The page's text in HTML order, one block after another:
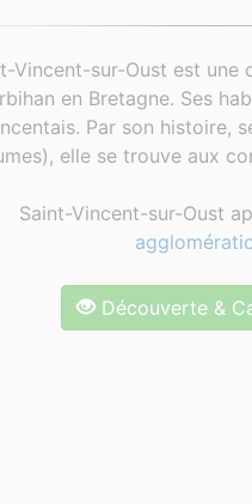
Vincent-sur-Oust est une
en Bretagne. Ses
Par son histoire,
elle se trouve aux
Saint-Vincent-sur-Oust
Découverte &